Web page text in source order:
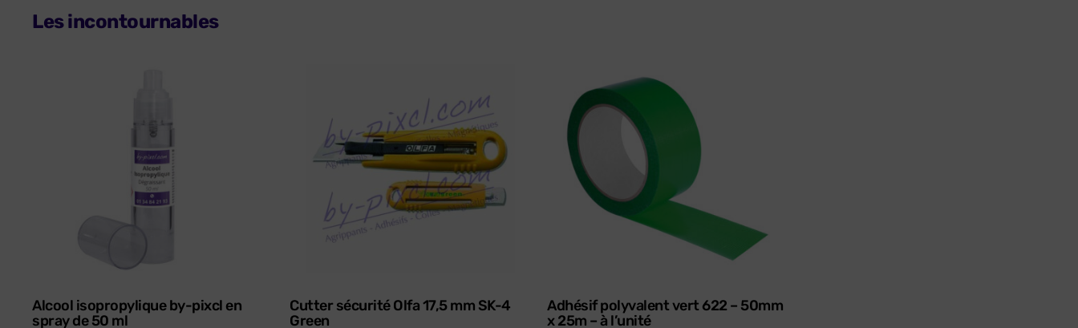
Les incontournables
Alcool isopropylique by-pixcl en
spray de 50 ml
Cutter sécurité Olfa 17,5 mm SK-4
Green
Adhésif polyvalent vert 622 – 50mm
x 25m – à l’unité